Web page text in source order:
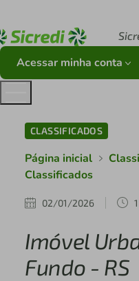
Acessar minha conta
CLASSIFICADOS
Página inicial
Classificados
02/01/2026
Imóvel
Fundo - RS